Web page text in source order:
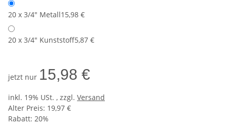
20 x 3/4" Metall15,98 €
20 x 3/4" Kunststoff5,87 €
jetzt nur 15,98 €
inkl. 19% USt. , zzgl. Versand
Alter Preis: 19,97 €
Rabatt: 20%